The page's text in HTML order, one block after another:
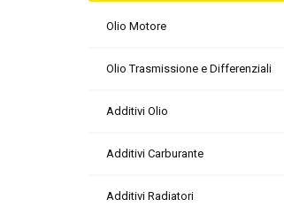
Olio Motore
Olio Trasmissione e Differenziali
Additivi Olio
Additivi Carburante
Additivi Radiatori